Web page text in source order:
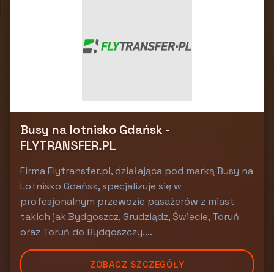
Busy na lotnisko Gdańsk -
FLYTRANSFER.PL
Firma Flytransfer.pl, działająca pod marką Busy na
Lotnisko Gdańsk, specjalizuje się w
profesjonalnym przewozie pasażerów z miast
takich jak Bydgoszcz, Grudziądz, Świecie, Toruń
oraz Toruń do Bydgoszczy....
ZOBACZ SZCZEGÓŁY